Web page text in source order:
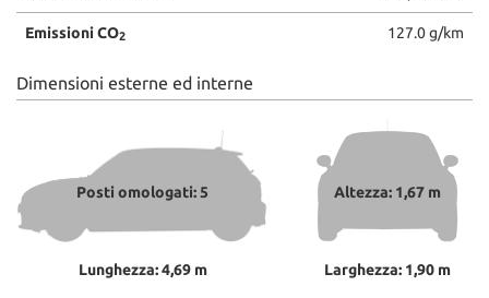
Emissioni CO2 127.0 g/km
Dimensioni esterne ed interne
Posti omologati: 5
Lunghezza: 4,69 m
Altezza: 1,67 m
Larghezza: 1,90 m